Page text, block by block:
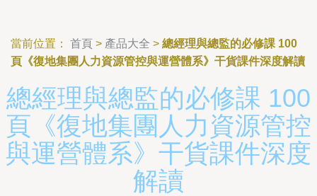
當前位置： 首頁 > 產品大全 > 總經理與總監的必修課 100
頁《復地集團人力資源管控與運營體系》干貨課件深度解讀
總經理與總監的必修課 100
頁《復地集團人力資源管控
與運營體系》干貨課件深度
解讀